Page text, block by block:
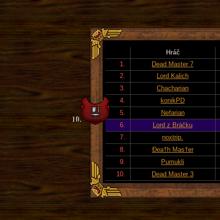
Hráč
1.
Dead Master 7
2.
Lord Kalich
3.
Chacharian
4.
konikPD
5.
Nefarian
6.
Lord z Bráčku
7.
noxtrip.
8.
Đea†h Mas†er
9.
Pumukli
10.
Dead Master 3